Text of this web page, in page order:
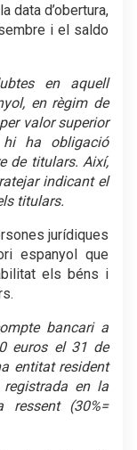
data d’obertura,
i el saldo
en aquell
en règim de
valor superior
ha obligació
de titulars. Així,
indicant el
titulars.
jurídiques
espanyol que
els béns i
bancari a
euros el 31 de
entitat resident
en la
(30%=